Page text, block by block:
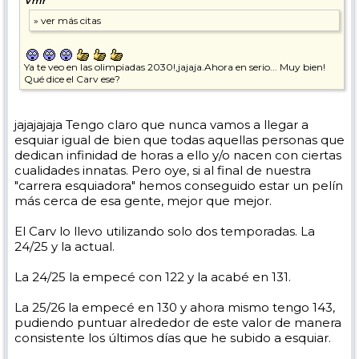
El de Marzo del 24 (primer vídeo) fue grabado en algún punto de
Loma Dilar, mientras que el de este año (segundo vídeo) en la pista
verde Perdiz en una zona donde tiene un tramo corto de mayor
pendiente, en torno a 17 grados. Al igual que antes la comparación
no es perfecta, no son las mismas pistas, y el primer vídeo es más
corto. Pero los tramos grabados tienen pendientes similares.
Cosas que veo que han mejorado:
En el giro corto: llevo una mejor flexión de tobillo, menos rotación del
del bastón.
En el giro de radio medio: llevo una mejor flexión de tobillo también,
consigo un mejor y más temprano apoyo sobre el exterior y una
mayor independencia de piernas que me permite conseguir mayores
ángulos de canteo y cerrar los giros.
Ya te veo en las olimpiadas 2030!,jajaja.Ahora en serio... Muy bien!
Qué dice el Carv ese?
jajajajaja Tengo claro que nunca vamos a llegar a
esquiar igual de bien que todas aquellas personas que
dedican infinidad de horas a ello y/o nacen con ciertas
cualidades innatas. Pero oye, si al final de nuestra
"carrera esquiadora" hemos conseguido estar un pelín
más cerca de esa gente, mejor que mejor.
El Carv lo llevo utilizando solo dos temporadas. La
24/25 y la actual.
La 24/25 la empecé con 122 y la acabé en 131.
La 25/26 la empecé en 130 y ahora mismo tengo 143,
pudiendo puntuar alrededor de este valor de manera
consistente los últimos días que he subido a esquiar.